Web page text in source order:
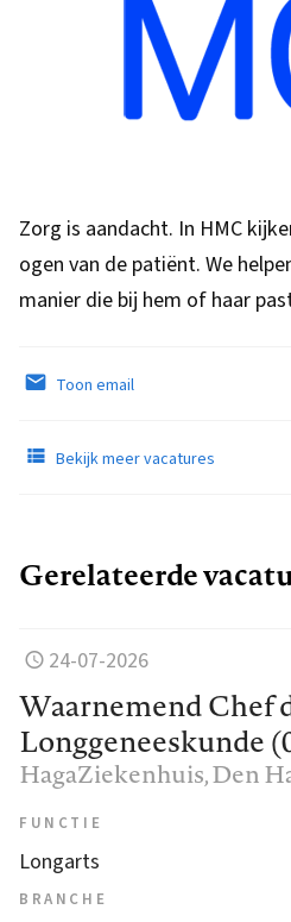
Zorg is aandacht. In HMC
ogen van de patiënt. We
manier die bij hem of haar
Toon email
Bekijk meer vacatures
Gerelateerde
24-07-2026
Waarnemend Chef
Longgeneeskunde
HagaZiekenhuis, Den
FUNCTIE
Longarts
BRANCHE